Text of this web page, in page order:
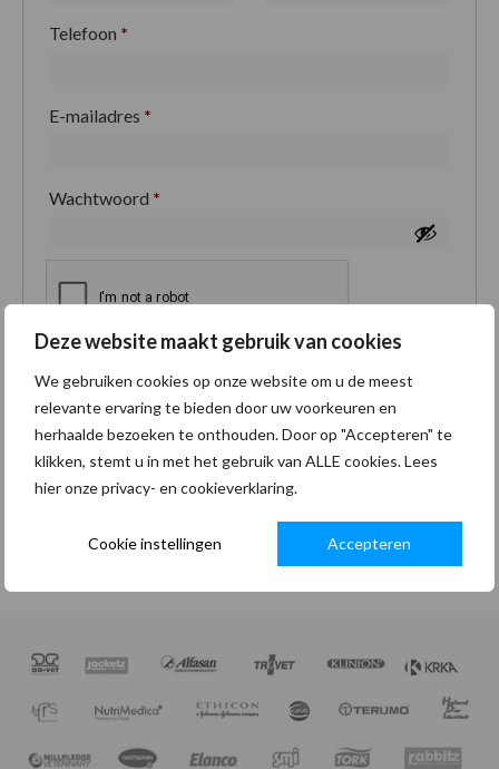
Deze website maakt gebruik van cookies
We gebruiken cookies op onze website om u de meest
relevante ervaring te bieden door uw voorkeuren en
herhaalde bezoeken te onthouden. Door op "Accepteren" te
klikken, stemt u in met het gebruik van ALLE cookies. Lees
hier onze privacy- en cookieverklaring.
Cookie instellingen Accepteren
Telefoon *
E-mailadres *
Wachtwoord *
Je persoonlijke gegevens worden gebruikt om je
ervaring op deze site te ondersteunen, om toegang
tot je account te beheren en voor andere doeleinden
zoals omschreven in onzeprivacybeleid.